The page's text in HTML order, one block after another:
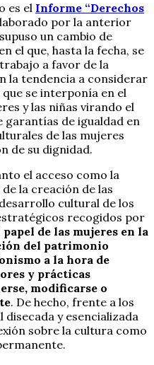
es el Informe “Derechos
por la anterior
un cambio de
el que, hasta la fecha, se
a favor de la
la tendencia a considerar
se interponía en el
y las niñas virando el
garantías de igualdad en
de las mujeres
de su dignidad.
el acceso como la
la creación de las
cultural de los
recogidos por
papel de las mujeres en la
del patrimonio
a la hora de
y prácticas
modificarse o
. De hecho, frente a los
y esencializada
sobre la cultura como